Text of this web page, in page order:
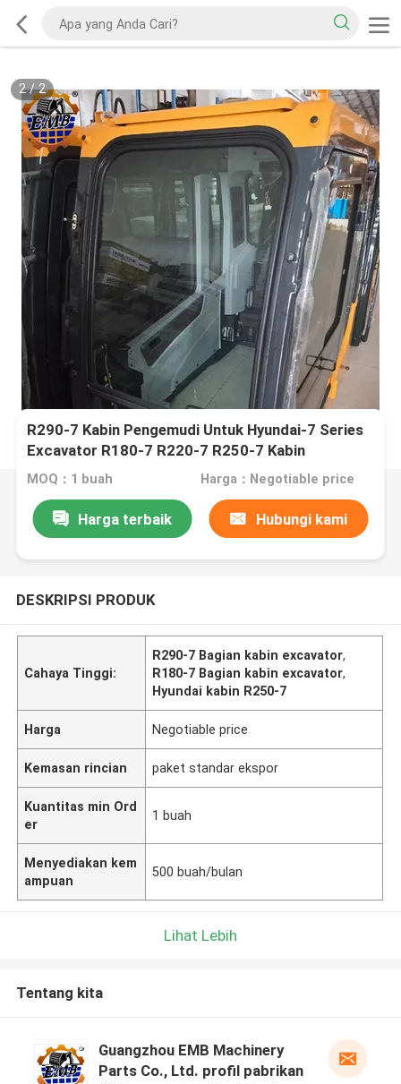
2/2
R290-7 Kabin Pengemudi Untuk Hyundai-7 Series
Excavator R180-7 R220-7 R250-7 Kabin
MOQ：1 buah Harga：Negotiable price
Harga terbaik Hubungi kami
DESKRIPSI PRODUK
Cahaya Tinggi:
R290-7 Bagian kabin excavator,
R180-7 Bagian kabin excavator,
Hyundai kabin R250-7
Harga Negotiable price
Kemasan rincian paket standar ekspor
Kuantitas min Ord
er
1 buah
Menyediakan kem
ampuan
500 buah/bulan
Lihat Lebih
Tentang kita
Guangzhou EMB Machinery
Parts Co., Ltd. profil pabrikan